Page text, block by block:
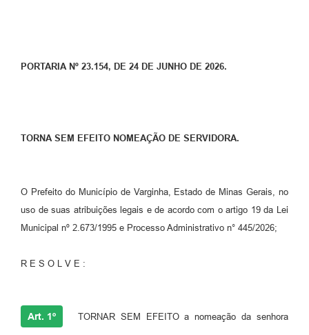
PORTARIA Nº 23.154, DE 24 DE JUNHO DE 2026.
TORNA SEM EFEITO NOMEAÇÃO DE SERVIDORA.
O Prefeito do Município de Varginha, Estado de Minas Gerais, no
uso de suas atribuições legais e de acordo com o artigo 19 da Lei
Municipal nº 2.673/1995 e Processo Administrativo n° 445/2026;
R E S O L V E :
Art. 1º TORNAR SEM EFEITO a nomeação da senhora